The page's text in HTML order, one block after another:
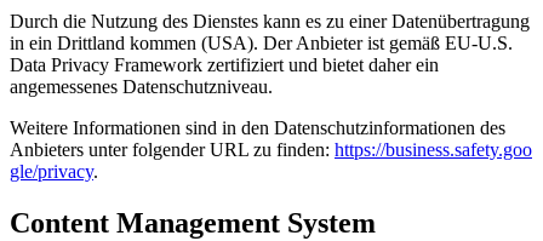
Durch die Nutzung des Dienstes kann es zu einer Datenübertragung
in ein Drittland kommen (USA). Der Anbieter ist gemäß EU-U.S.
Data Privacy Framework zertifiziert und bietet daher ein
angemessenes Datenschutzniveau.
Weitere Informationen sind in den Datenschutzinformationen des
Anbieters unter folgender URL zu finden: https://business.safety.goo
gle/privacy.
Content Management System